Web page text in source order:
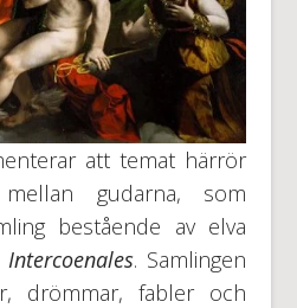
att temat härrör
gudarna, som
bestående av elva
Intercoenales. Samlingen
drömmar, fabler och